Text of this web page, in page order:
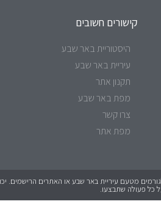
קישורים חשובים
היסטוריית באר שבע
עיריית באר שבע
תקנון אתר
מפת באר שבע
צרו קשר
מפת אתר